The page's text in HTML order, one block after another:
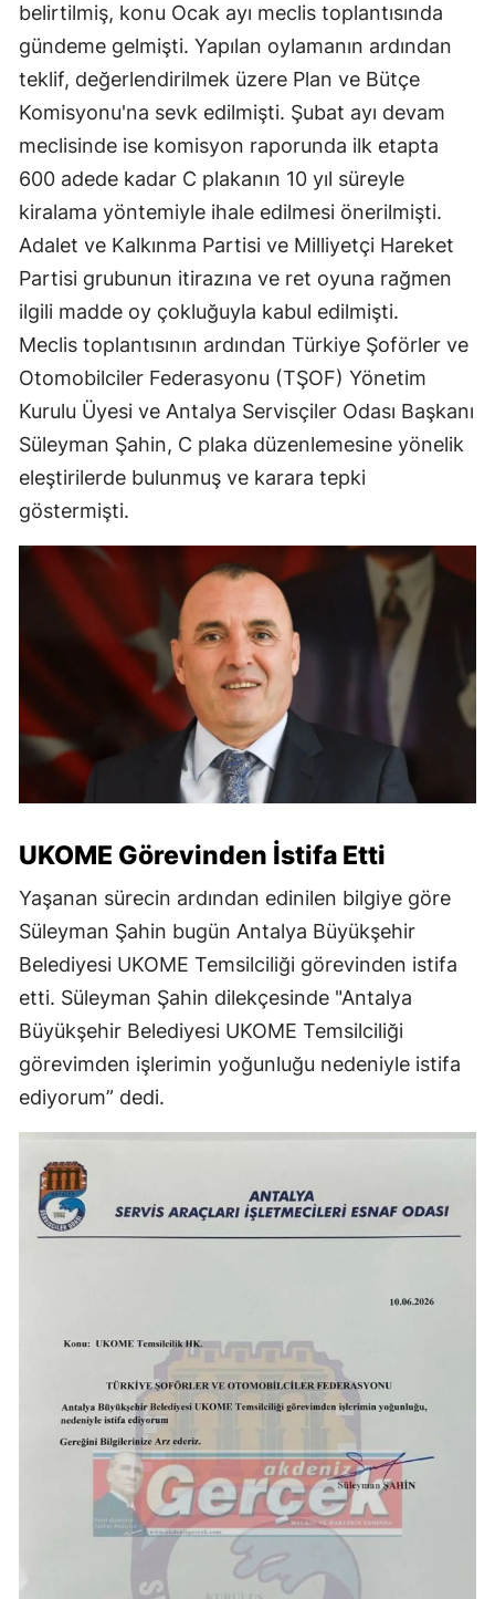
belirtilmiş, konu Ocak ayı meclis toplantısında
gündeme gelmişti. Yapılan oylamanın ardından
teklif, değerlendirilmek üzere Plan ve Bütçe
Komisyonu'na sevk edilmişti. Şubat ayı devam
meclisinde ise komisyon raporunda ilk etapta
600 adede kadar C plakanın 10 yıl süreyle
kiralama yöntemiyle ihale edilmesi önerilmişti.
Adalet ve Kalkınma Partisi ve Milliyetçi Hareket
Partisi grubunun itirazına ve ret oyuna rağmen
ilgili madde oy çokluğuyla kabul edilmişti.
Meclis toplantısının ardından Türkiye Şoförler ve
Otomobilciler Federasyonu (TŞOF) Yönetim
Kurulu Üyesi ve Antalya Servisçiler Odası Başkanı
Süleyman Şahin, C plaka düzenlemesine yönelik
eleştirilerde bulunmuş ve karara tepki
göstermişti.
UKOME Görevinden İstifa Etti
Yaşanan sürecin ardından edinilen bilgiye göre
Süleyman Şahin bugün Antalya Büyükşehir
Belediyesi UKOME Temsilciliği görevinden istifa
etti. Süleyman Şahin dilekçesinde "Antalya
Büyükşehir Belediyesi UKOME Temsilciliği
görevimden işlerimin yoğunluğu nedeniyle istifa
ediyorum” dedi.